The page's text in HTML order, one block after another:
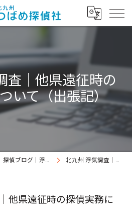
査｜他県遠征時の
いて（出張記）
探偵ブログ｜浮気調査北九州、北九州つばめ探偵社 北九州 浮気調査｜他県遠征時の探偵実務について（出張記）
他県遠征時の探偵実務に